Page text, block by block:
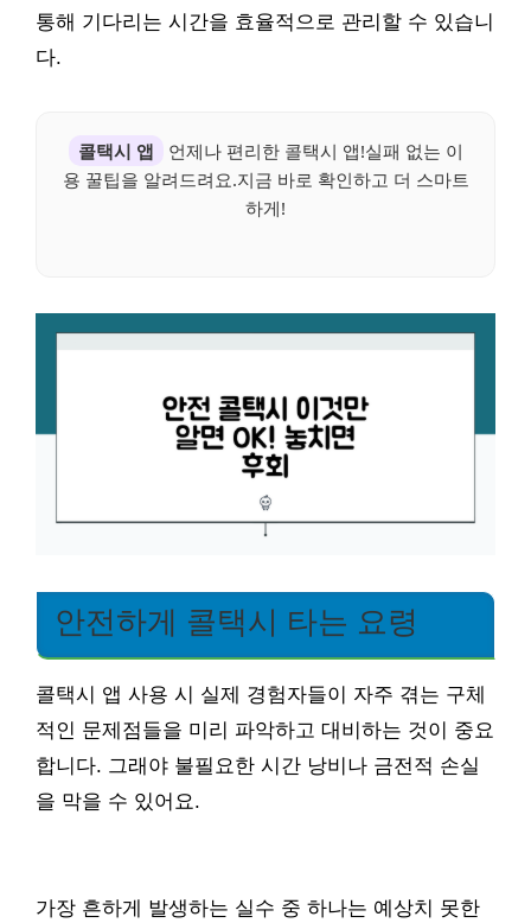
통해 기다리는 시간을 효율적으로 관리할 수 있습니
다.
콜택시 앱
언제나 편리한 콜택시 앱!실패 없는 이
용 꿀팁을 알려드려요.지금 바로 확인하고 더 스마트
하게!
안전하게 콜택시 타는 요령
콜택시 앱 사용 시 실제 경험자들이 자주 겪는 구체
적인 문제점들을 미리 파악하고 대비하는 것이 중요
합니다. 그래야 불필요한 시간 낭비나 금전적 손실
을 막을 수 있어요.
가장 흔하게 발생하는 실수 중 하나는 예상치 못한